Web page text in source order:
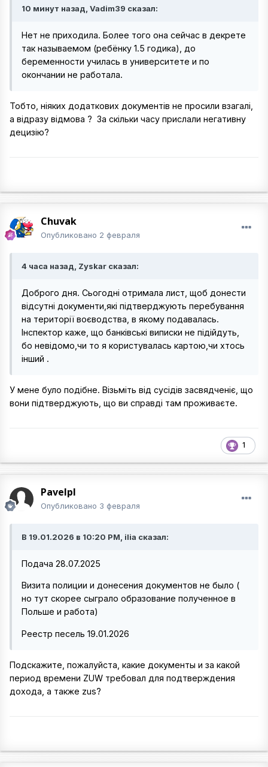
10 минут назад, Vadim39 сказал:
Нет не приходила. Более того она сейчас в декрете
так называемом (ребёнку 1.5 годика), до
беременности училась в университете и по
окончании не работала.
Тобто, ніяких додаткових документів не просили взагалі,
а відразу відмова ? За скільки часу прислали негативну
децизію?
Chuvak
Опубликовано 2 февраля
4 часа назад, Zyskar сказал:
Доброго дня. Сьогодні отримала лист, щоб донести
відсутні документи,які підтверджують перебування
на території воєводства, в якому подавалась.
Інспектор каже, що банківські виписки не підійдуть,
бо невідомо,чи то я користувалась картою,чи хтось
інший .
У мене було подібне. Візьміть від сусідів засвядченіє, що
вони підтверджують, що ви справді там проживаєте.
1
Pavelpl
Опубликовано 3 февраля
В 19.01.2026 в 10:20 PM, ilia сказал:
Подача 28.07.2025
Визита полиции и донесения документов не было (
но тут скорее сыграло образование полученное в
Польше и работа)
Реестр песель 19.01.2026
Подскажите, пожалуйста, какие документы и за какой
период времени ZUW требовал для подтверждения
дохода, а также zus?